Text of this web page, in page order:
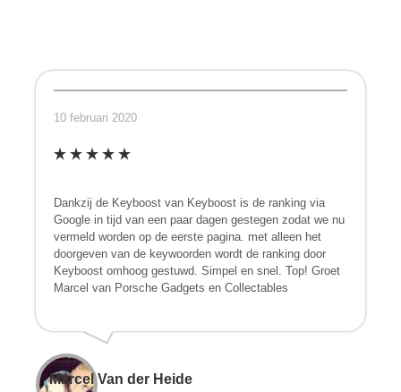
10 februari 2020
Dankzij de Keyboost van Keyboost is de ranking via
Google in tijd van een paar dagen gestegen zodat we nu
vermeld worden op de eerste pagina. met alleen het
doorgeven van de keywoorden wordt de ranking door
Keyboost omhoog gestuwd. Simpel en snel. Top! Groet
Marcel van Porsche Gadgets en Collectables
Marcel Van der Heide